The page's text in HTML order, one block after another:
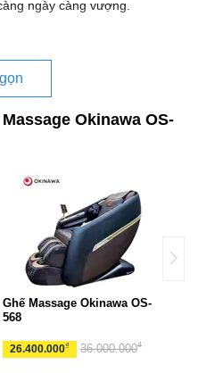
ngày càng vượng.
Okinawa OS-
Ghế Massage Okinawa OS-
568
26.400.000₫ 36.000.000₫